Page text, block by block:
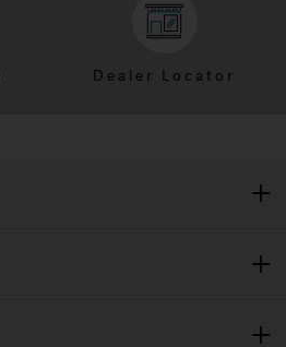
Dealer Locator